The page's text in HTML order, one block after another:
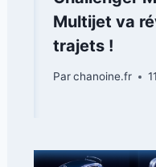
Multijet va
trajets !
Parchanoine.fr